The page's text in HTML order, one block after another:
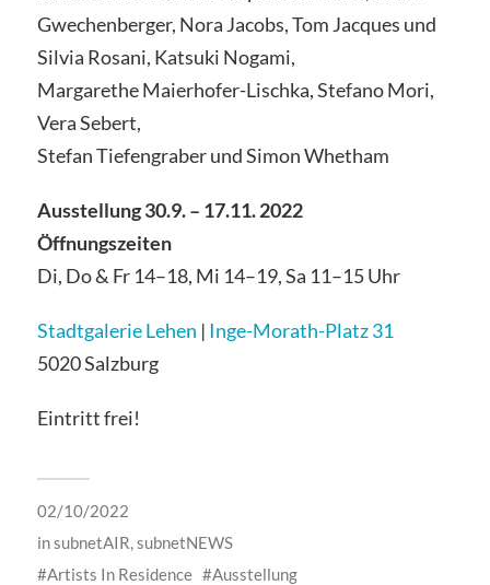
Gwechenberger, Nora Jacobs, Tom Jacques und
Silvia Rosani, Katsuki Nogami,
Margarethe Maierhofer-Lischka, Stefano Mori,
Vera Sebert,
Stefan Tiefengraber und Simon Whetham
Ausstellung 30.9. – 17.11. 2022
Öffnungszeiten
Di, Do & Fr 14–18, Mi 14–19, Sa 11–15 Uhr
Stadtgalerie Lehen | Inge-Morath-Platz 31
5020 Salzburg
Eintritt frei!
02/10/2022
insubnetAIR subnetNEWS
Artists In Residence
Ausstellung